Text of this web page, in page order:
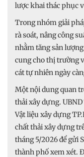
lược khai thác phục
Trong nhóm giải
rà soát, nâng công
nhằm tăng sản
cung cho thị trường
cát tự nhiên ngày
Một nội dung quan
thải xây dựng.
Vật liệu xây dựng
chất thải xây dựng
tháng 5/2026 để gửi
thành phố xem xét.